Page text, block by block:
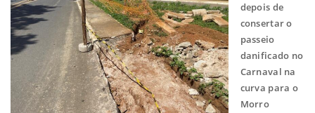
depois de
consertar o
passeio
danificado no
Carnaval na
curva para o
Morro